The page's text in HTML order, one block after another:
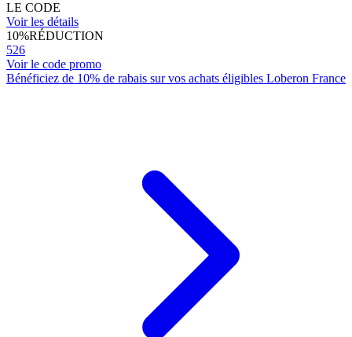
LE CODE
Voir les détails
10%RÉDUCTION
526
Voir le code promo
Bénéficiez de 10% de rabais sur vos achats éligibles Loberon France